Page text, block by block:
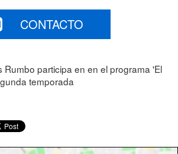
CONTACTO
Rumbo participa en en el programa 'El
temporada